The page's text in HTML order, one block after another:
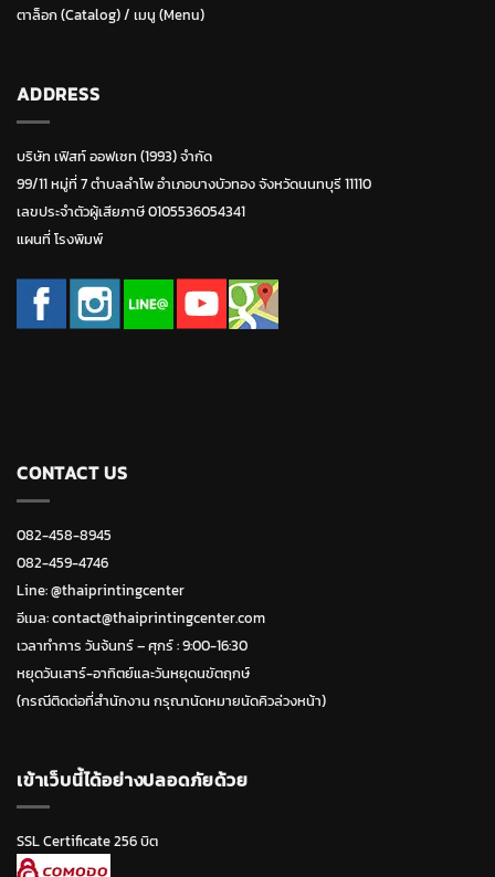
ตาล็อก (Catalog)/ เมนู (Menu)
ADDRESS
บริษัท เฟิสท์ ออฟเซท (1993) จำกัด
99/11 หมู่ที่ 7 ตำบลลำโพ อำเภอบางบัวทอง จังหวัดนนทบุรี 11110
เลขประจำตัวผู้เสียภาษี 0105536054341
แผนที่ โรงพิมพ์
CONTACT US
082-458-8945
082-459-4746
Line:@thaiprintingcenter
อีเมล: contact@thaiprintingcenter.com
เวลาทำการ วันจ้นทร์ – ศุกร์ : 9:00-16:30
หยุดวันเสาร์-อาทิตย์และวันหยุดนขัตฤกษ์
(กรณีติดต่อที่สำนักงาน กรุณานัดหมายนัดคิวล่วงหน้า)
เข้าเว็บนี้ได้อย่างปลอดภัยด้วย
SSL Certificate 256 บิต